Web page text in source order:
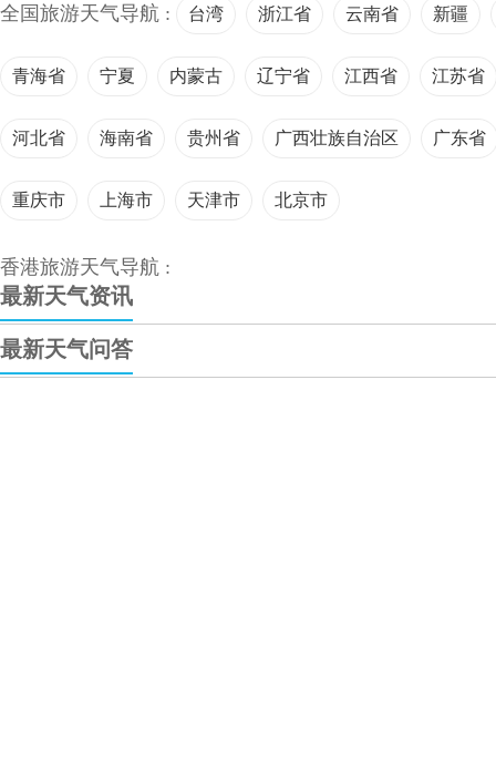
全国旅游天气导航 : 台湾 浙江省 云南省 新疆
青海省 宁夏 内蒙古 辽宁省 江西省 江苏省
河北省 海南省 贵州省 广西壮族自治区 广东省
重庆市 上海市 天津市 北京市
香港旅游天气导航 :
最新天气资讯
最新天气问答